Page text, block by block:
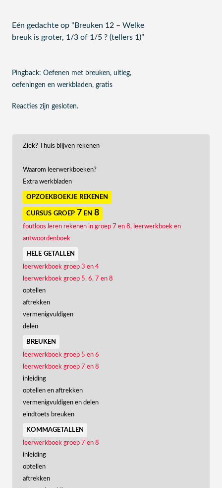
Eén gedachte op “ Breuken 12 – Welke
breuk is groter, 1/3 of 1/5 ? (tellers 1)”
Pingback: Oefenen met breuken, uitleg,
oefeningen en werkbladen, gratis
Reacties zijn gesloten.
Ziek? Thuis blijven rekenen
Waarom leerwerkboeken?
Extra werkbladen
opzoekboekje rekenen
cursus groep 7 en 8
foutloos leren rekenen in groep 7 en 8, leerwerkboek en
antwoordenboek
hele getallen
leerwerkboek groep 3 en 4
leerwerkboek groep 5, 6, 7 en 8
optellen
aftrekken
vermenigvuldigen
delen
breuken
leerwerkboek groep 5 en 6
leerwerkboek groep 7 en 8
inleiding
optellen en aftrekken
vermenigvuldigen en delen
eindtoets breuken
kommagetallen
leerwerkboek groep 7 en 8
inleiding
optellen
aftrekken